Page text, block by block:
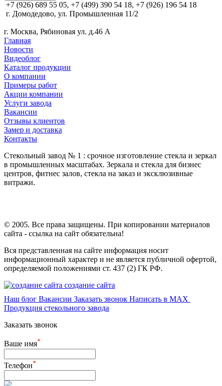
+7 (926) 689 55 05, +7 (499) 390 54 18, +7 (926) 196 54 18
г. Домодедово, ул. Промышленная 11/2
г. Москва, Рябиновая ул. д.46 А
Главная
Новости
Видеоблог
Каталог продукции
О компании
Примеры работ
Акции компании
Услуги завода
Вакансии
Отзывы клиентов
Замер и доставка
Контакты
Стекольный завод № 1 : срочное изготовление стекла и зеркал
в промышленных масштабах. Зеркала и стекла для бизнес
центров, фитнес залов, стекла на заказ и эксклюзивные
витражи.
© 2005. Все права защищены. При копировании материалов
сайта - ссылка на сайт обязательна!
Вся представленная на сайте информация носит
информационный характер и не является публичной офертой,
определяемой положениями ст. 437 (2) ГК РФ.
создание сайта
Наш блог Вакансии Заказать звонок Написать в MAX
Продукция стекольного завода
Заказать звонок
Ваше имя*
Телефон*